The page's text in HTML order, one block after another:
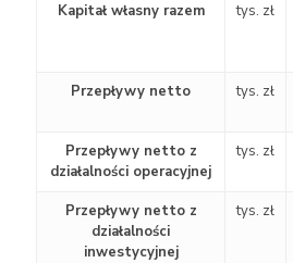
Kapitał własny razem
tys. zł
Przepływy netto
tys. zł
Przepływy netto z
działalności operacyjnej
tys. zł
Przepływy netto z
działalności
inwestycyjnej
tys. zł